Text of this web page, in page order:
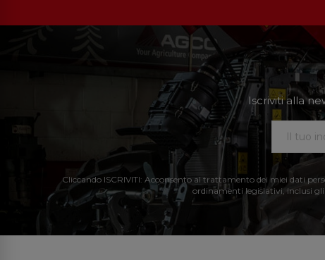
Iscriviti alla
Cliccando ISCRIVITI: Acconsento al trattamento dei miei dati
ordinamenti legislativi, inclusi gli